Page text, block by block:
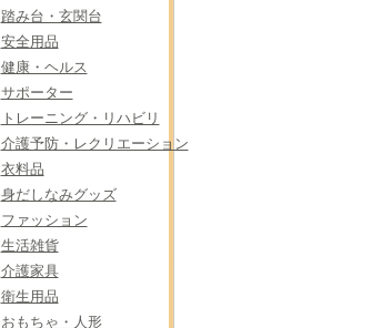
踏み台・玄関台
安全用品
健康・ヘルス
サポーター
トレーニング・リハビリ
介護予防・レクリエーション
衣料品
身だしなみグッズ
ファッション
生活雑貨
介護家具
衛生用品
おもちゃ・人形